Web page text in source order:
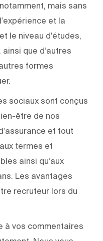
mais sans
et la
le niveau d'études,
que d’autres
formes
sociaux sont conçus
être de nos
et tout
termes et
ainsi qu’aux
Les avantages
recruteur lors du
à vos commentaires